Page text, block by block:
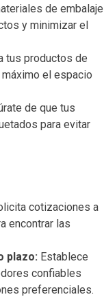
de embalaje
y minimizar el
tus productos de
el espacio
de que tus
para evitar
cotizaciones a
encontrar las
plazo: Establece
confiables
preferenciales.